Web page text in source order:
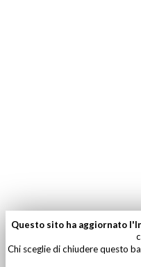
Questo sito ha aggiornato
Chi sceglie di chiudere questo